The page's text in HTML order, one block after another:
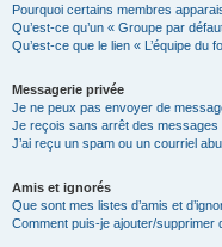
Pourquoi certains membres
Qu’est-ce qu’un « Groupe par
Qu’est-ce que le lien « L’équipe du
Messagerie privée
Je ne peux pas envoyer de
Je reçois sans arrêt des messages
J’ai reçu un spam ou un courriel
Amis et ignorés
Que sont mes listes d’amis et
Comment puis-je ajouter/supprimer